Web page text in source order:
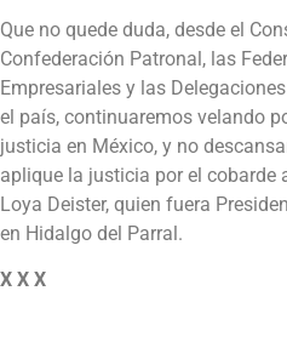
Que no quede duda, desde el
Confederación Patronal, las
Empresariales y las
el país, continuaremos velando
justicia en México, y no
aplique la justicia por el cobarde
Loya Deister, quien fuera
en Hidalgo del Parral.
X X X